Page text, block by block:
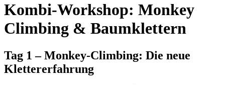
Kombi-Workshop: Monkey
Climbing & Baumklettern
Tag 1 – Monkey-Climbing: Die neue
Klettererfahrung